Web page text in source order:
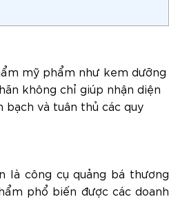
mỹ phẩm như kem dưỡng
không chỉ giúp nhận diện
và tuân thủ các quy
là công cụ quảng bá thương
phổ biến được các doanh